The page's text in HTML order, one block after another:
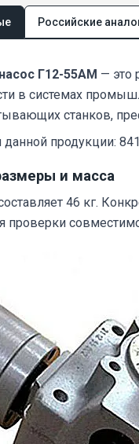
Российские
Г12-55АМ — это
в системах
станков,
продукции:
и масса
составляет 46 кг.
проверки